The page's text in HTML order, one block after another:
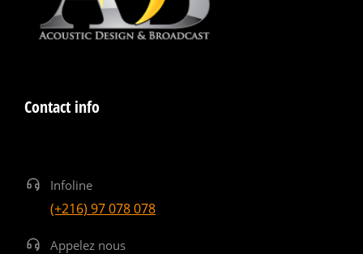
Contact info
Infoline
(+216) 97 078 078
Appelez nous